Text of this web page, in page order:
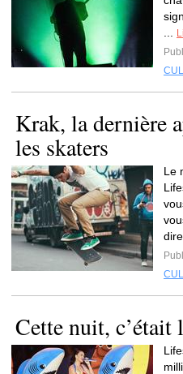
Krak, la dernière
les skaters
Le
Cette nuit, c’était